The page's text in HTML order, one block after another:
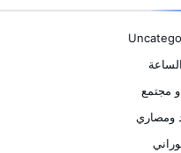
مجتمع
ومصاري